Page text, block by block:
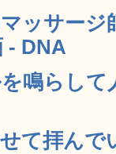
ッサージ
- DNA
鳴らし
て拝んで